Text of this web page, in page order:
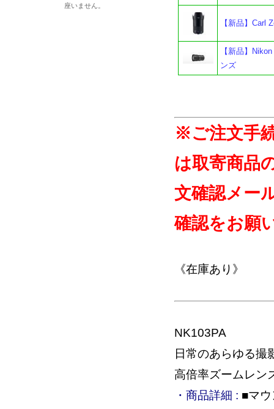
【新品】Carl
【新品】
ンズ
※ご注文手
は取寄商品
文確認メー
確認をお願
《在庫あり》
NK103PA
日常のあらゆる撮
高倍率ズームレン
・商品詳細 : ■マ
座いません。